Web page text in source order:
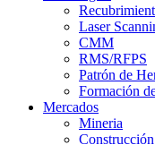
Laser
CMM
RMS/RFPS
Patrón de
Formación
Mercados
Mineria
Construcción